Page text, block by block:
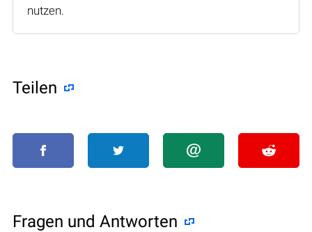
nutzen.
Teilen
Fragen und Antworten